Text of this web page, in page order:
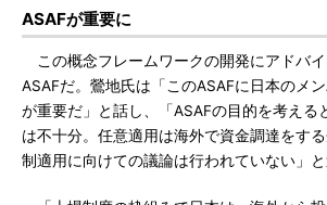
ASAFが重要に
この概念フレームワークの開発にアドバイ
ASAFだ。鶯地氏は「このASAFに日本のメ
が重要だ」と話し、「ASAFの目的を考える
は不十分。任意適用は海外で資金調達をす
制適用に向けての議論は行われていない」と